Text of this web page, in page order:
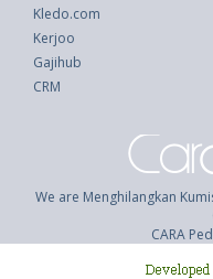
Kledo.com
Kerjoo
Gajihub
CRM
We are Menghilangkan
CARA